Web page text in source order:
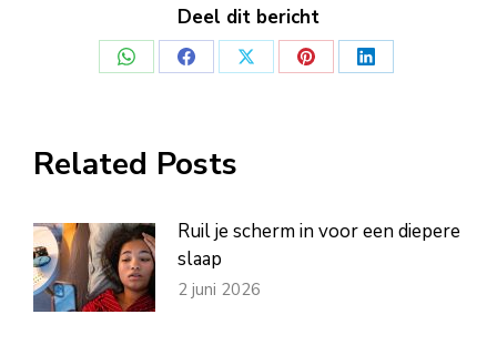
Deel dit bericht
Deel
Deel
Deel
Deel
Deel
Related Posts
Ruil je scherm in voor een diepere
slaap
2 juni 2026